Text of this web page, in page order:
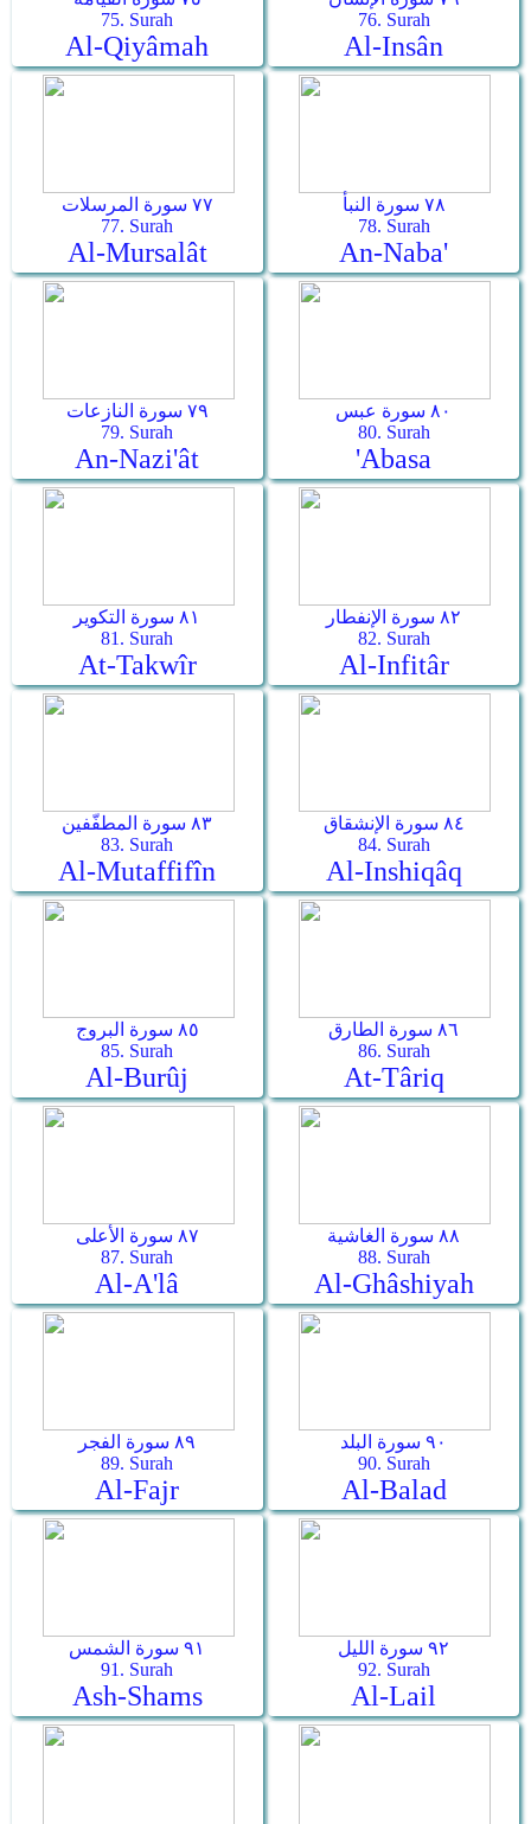
75. Surah
Al-Qiyâmah
76. Surah
Al-Insân
٧٧ سورة المرسلات
77. Surah
Al-Mursalât
٧٨ سورة النبأ
78. Surah
An-Naba'
٧٩ سورة النازعات
79. Surah
An-Nazi'ât
٨٠ سورة عبس
80. Surah
'Abasa
٨١ سورة التكوير
81. Surah
At-Takwîr
٨٢ سورة الإنفطار
82. Surah
Al-Infitâr
٨٣ سورة المطفّفين
83. Surah
Al-Mutaffifîn
٨٤ سورة الإنشقاق
84. Surah
Al-Inshiqâq
٨٥ سورة البروج
85. Surah
Al-Burûj
٨٦ سورة الطارق
86. Surah
At-Târiq
٨٧ سورة الأعلى
87. Surah
Al-A'lâ
٨٨ سورة الغاشية
88. Surah
Al-Ghâshiyah
٨٩ سورة الفجر
89. Surah
Al-Fajr
٩٠ سورة البلد
90. Surah
Al-Balad
٩١ سورة الشمس
91. Surah
Ash-Shams
٩٢ سورة الليل
92. Surah
Al-Lail